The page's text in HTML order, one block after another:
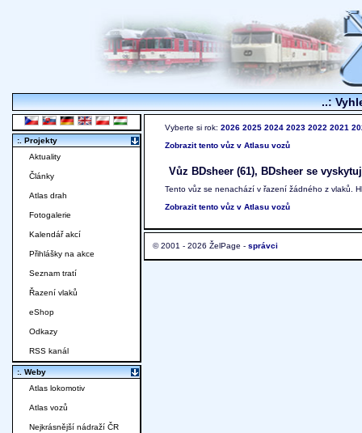
..:
Vyberte si rok: 2026 2025 2024 2023 2022 2021
Zobrazit tento vůz v Atlasu vozů
Vůz BDsheer (61), BDsheer se
Tento vůz se nenachází v řazení žádného z vlaků.
Zobrazit tento vůz v Atlasu vozů
© 2001 - 2026 ŽelPage - správci
:. Projekty
Aktuality
Články
Atlas drah
Fotogalerie
Kalendář akcí
Přihlášky na akce
Seznam tratí
Řazení vlaků
eShop
Odkazy
RSS kanál
:. Weby
Atlas lokomotiv
Atlas vozů
Nejkrásnější nádraží ČR